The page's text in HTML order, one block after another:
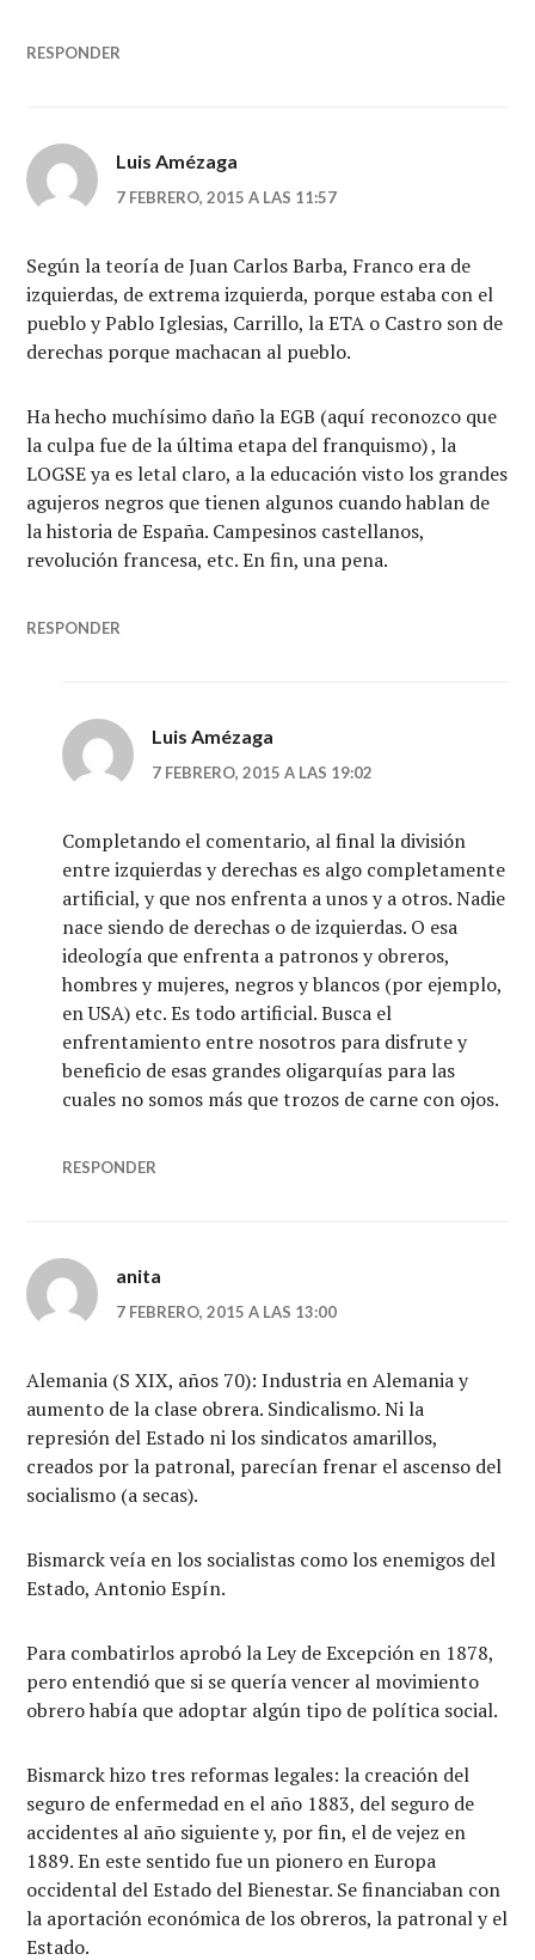
RESPONDER
Luis Amézaga
7 FEBRERO, 2015 A LAS 11:57
Según la teoría de Juan Carlos Barba, Franco era de
izquierdas, de extrema izquierda, porque estaba con el
pueblo y Pablo Iglesias, Carrillo, la ETA o Castro son de
derechas porque machacan al pueblo.
Ha hecho muchísimo daño la EGB (aquí reconozco que
la culpa fue de la última etapa del franquismo) , la
LOGSE ya es letal claro, a la educación visto los grandes
agujeros negros que tienen algunos cuando hablan de
la historia de España. Campesinos castellanos,
revolución francesa, etc. En fin, una pena.
RESPONDER
Luis Amézaga
7 FEBRERO, 2015 A LAS 19:02
Completando el comentario, al final la división
entre izquierdas y derechas es algo completamente
artificial, y que nos enfrenta a unos y a otros. Nadie
nace siendo de derechas o de izquierdas. O esa
ideología que enfrenta a patronos y obreros,
hombres y mujeres, negros y blancos (por ejemplo,
en USA) etc. Es todo artificial. Busca el
enfrentamiento entre nosotros para disfrute y
beneficio de esas grandes oligarquías para las
cuales no somos más que trozos de carne con ojos.
RESPONDER
anita
7 FEBRERO, 2015 A LAS 13:00
Alemania (S XIX, años 70): Industria en Alemania y
aumento de la clase obrera. Sindicalismo. Ni la
represión del Estado ni los sindicatos amarillos,
creados por la patronal, parecían frenar el ascenso del
socialismo (a secas).
Bismarck veía en los socialistas como los enemigos del
Estado, Antonio Espín.
Para combatirlos aprobó la Ley de Excepción en 1878,
pero entendió que si se quería vencer al movimiento
obrero había que adoptar algún tipo de política social.
Bismarck hizo tres reformas legales: la creación del
seguro de enfermedad en el año 1883, del seguro de
accidentes al año siguiente y, por fin, el de vejez en
1889. En este sentido fue un pionero en Europa
occidental del Estado del Bienestar. Se financiaban con
la aportación económica de los obreros, la patronal y el
Estado.